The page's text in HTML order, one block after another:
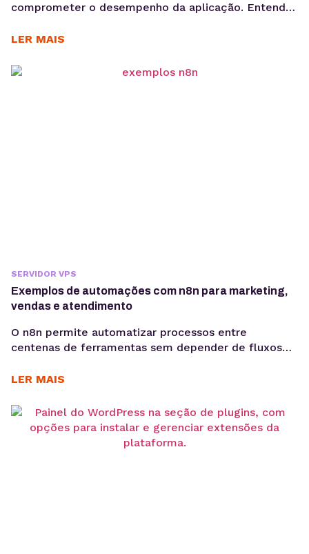
comprometer o desempenho da aplicação. Entenda
para dimensionar a infraestrutura de forma técnica e
plano VPS exige uma análise que vai além do valor
LER MAIS
SERVIDOR VPS
Exemplos de automações com n8n para marketing,
vendas e atendimento
O n8n permite automatizar processos entre
centenas de ferramentas sem depender de fluxos
marketing, vendas, atendimento e desenvolvimento.
rotina de empresas que precisam aumentar a
eficiência operacional, reduzir erros manuais e
integrar sistemas que não se comunicam
LER MAIS